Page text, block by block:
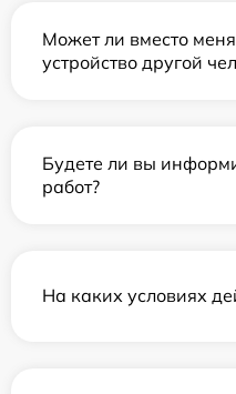
Может ли вместо
устройство другой
Будете ли вы
работ?
На каких условиях